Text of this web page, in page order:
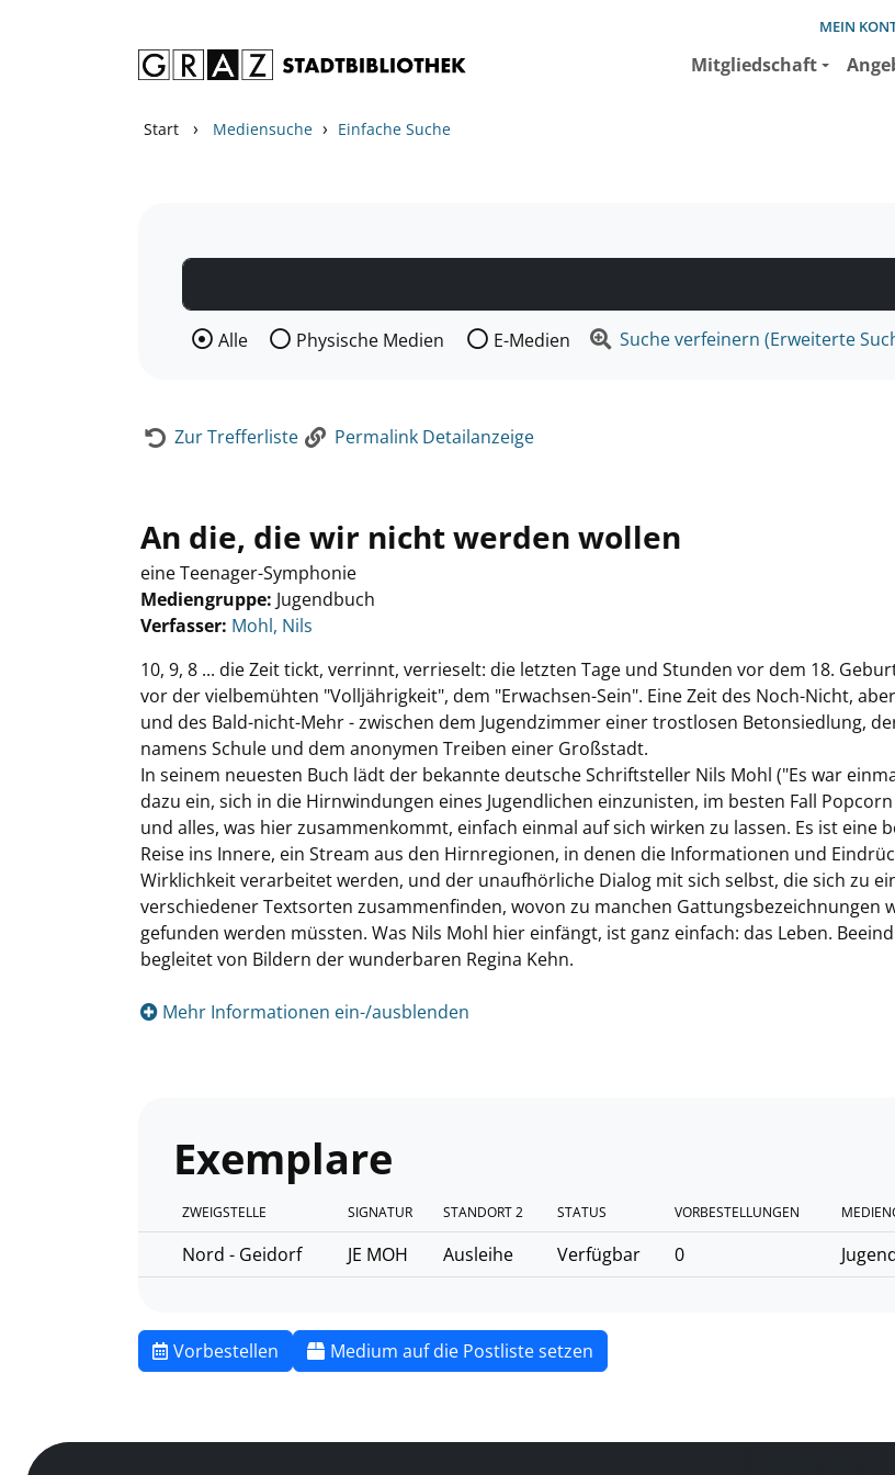
MEIN
Mitgliedschaft
Start › Mediensuche › Einfache Suche
Wählen Sie die Medienart nach der Sie suchen wollen.
Alle Physische Medien E-Medien Suche verfeinern (Erweiterte
Zur Trefferliste Permalink Detailanzeige
An die, die wir nicht werden wollen
eine Teenager-Symphonie
Mediengruppe: Jugendbuch
Verfasser: Suche nach diesem Verfasser
Mohl, Nils
10, 9, 8 ... die Zeit tickt, verrinnt, verrieselt: die letzten Tage und Stunden vor dem 18.
vor der vielbemühten "Volljährigkeit", dem "Erwachsen-Sein". Eine Zeit des Noch-Nicht,
und des Bald-nicht-Mehr - zwischen dem Jugendzimmer einer trostlosen Betonsiedlung,
namens Schule und dem anonymen Treiben einer Großstadt.
In seinem neuesten Buch lädt der bekannte deutsche Schriftsteller Nils Mohl ("Es war
dazu ein, sich in die Hirnwindungen eines Jugendlichen einzunisten, im besten Fall
und alles, was hier zusammenkommt, einfach einmal auf sich wirken zu lassen. Es ist eine
Reise ins Innere, ein Stream aus den Hirnregionen, in denen die Informationen und
Wirklichkeit verarbeitet werden, und der unaufhörliche Dialog mit sich selbst, die sich zu
verschiedener Textsorten zusammenfinden, wovon zu manchen Gattungsbezeichnungen
gefunden werden müssten. Was Nils Mohl hier einfängt, ist ganz einfach: das Leben.
begleitet von Bildern der wunderbaren Regina Kehn.
Mehr Informationen ein-/ausblenden
Exemplare
ZWEIGSTELLE SIGNATUR STANDORT 2 STATUS VORBESTELLUNGEN
Nord - Geidorf JE MOH Ausleihe Verfügbar 0
Vorbestellen Medium auf die Postliste setzen